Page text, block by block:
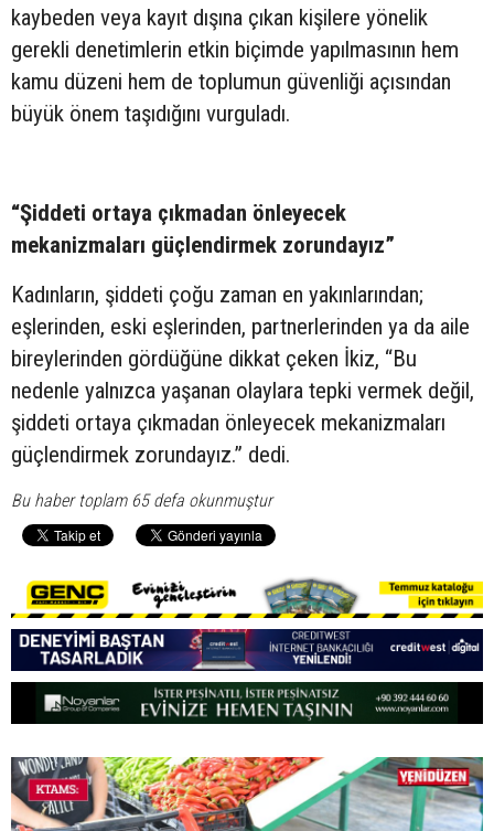
kaybeden veya kayıt dışına çıkan kişilere yönelik
gerekli denetimlerin etkin biçimde yapılmasının hem
kamu düzeni hem de toplumun güvenliği açısından
büyük önem taşıdığını vurguladı.
“Şiddeti ortaya çıkmadan önleyecek
mekanizmaları güçlendirmek zorundayız”
Kadınların, şiddeti çoğu zaman en yakınlarından;
eşlerinden, eski eşlerinden, partnerlerinden ya da aile
bireylerinden gördüğüne dikkat çeken İkiz, “Bu
nedenle yalnızca yaşanan olaylara tepki vermek değil,
şiddeti ortaya çıkmadan önleyecek mekanizmaları
güçlendirmek zorundayız.” dedi.
Bu haber toplam 65 defa okunmuştur